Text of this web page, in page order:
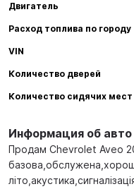
Информация об авто
Продам Chevrolet Aveo
Двигатель
Расход топлива по городу
VIN
Количество дверей
Количество сидячих мест